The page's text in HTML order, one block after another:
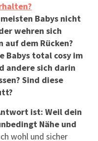
Babys nicht
wehren sich
auf dem Rücken?
Babys total cosy im
andere sich darin
Sind diese
ist: Weil dein
Nähe und
wohl und sicher